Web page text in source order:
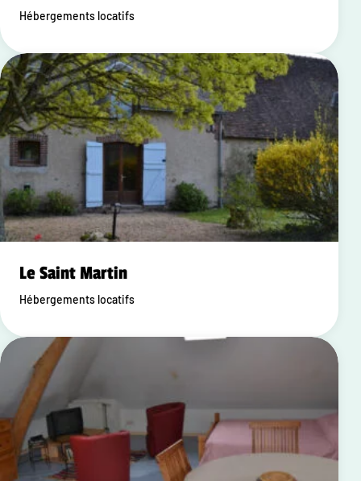
Hébergements locatifs
Le Saint Martin
Hébergements locatifs